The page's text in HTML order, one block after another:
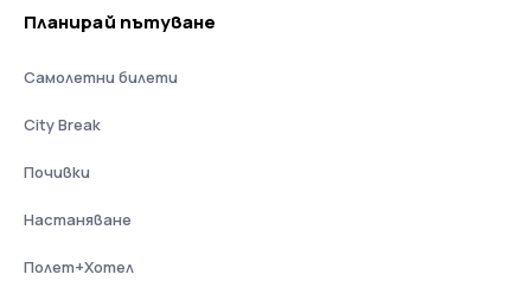
Планирай пътуване
Самолетни билети
City Break
Почивки
Настаняване
Полет+Хотел